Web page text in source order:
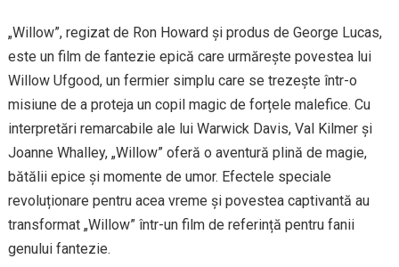
„Willow”, regizat de Ron Howard și produs de George Lucas,
este un film de fantezie epică care urmărește povestea lui
Willow Ufgood, un fermier simplu care se trezește într-o
misiune de a proteja un copil magic de forțele malefice. Cu
interpretări remarcabile ale lui Warwick Davis, Val Kilmer și
Joanne Whalley, „Willow” oferă o aventură plină de magie,
bătălii epice și momente de umor. Efectele speciale
revoluționare pentru acea vreme și povestea captivantă au
transformat „Willow” într-un film de referință pentru fanii
genului fantezie.